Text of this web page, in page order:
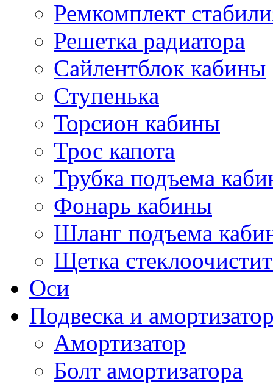
Ремкомплект
Решетка радиатора
Сайлентблок кабины
Ступенька
Торсион кабины
Трос капота
Трубка подъема
Фонарь кабины
Шланг подъема
Щетка
Оси
Подвеска и
Амортизатор
Болт амортизатора